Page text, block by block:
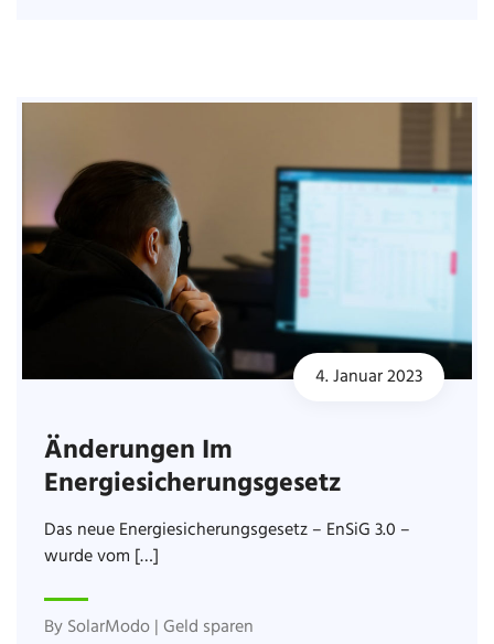
4. Januar 2023
Änderungen Im
Energiesicherungsgesetz
Das neue Energiesicherungsgesetz – EnSiG 3.0 –
wurde vom […]
BySolarModo|Geld sparen